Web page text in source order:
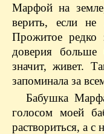
Марфой на
верить, если не
Прожитое редко
доверия
значит, живет.
запоминала за
Бабушка
голосом моей
раствориться, а